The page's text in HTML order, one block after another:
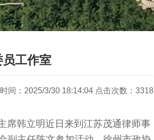
工作室
间：2025/3/30 18:14:04 点击次数：3318
席韩立明近日来到江苏茂通律师事